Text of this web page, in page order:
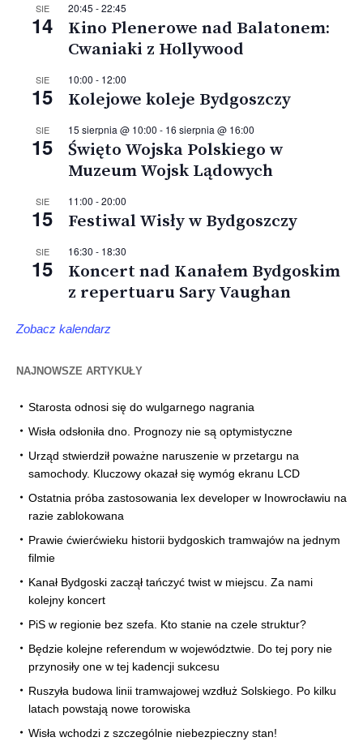
SIE
14
20:45 -22:45
Kino Plenerowe nad Balatonem:
Cwaniaki z Hollywood
SIE
15
10:00 - 12:00
Kolejowe koleje Bydgoszczy
SIE
15
15 sierpnia @ 10:00 - 16 sierpnia @ 16:00
Święto Wojska Polskiego w
Muzeum Wojsk Lądowych
SIE
15
11:00 -20:00
Festiwal Wisły w Bydgoszczy
SIE
15
16:30 - 18:30
Koncert nad Kanałem Bydgoskim
z repertuaru Sary Vaughan
Zobacz kalendarz
NAJNOWSZE ARTYKUŁY
Starosta odnosi się do wulgarnego nagrania
Wisła odsłoniła dno. Prognozy nie są optymistyczne
Urząd stwierdził poważne naruszenie w przetargu na
samochody. Kluczowy okazał się wymóg ekranu LCD
Ostatnia próba zastosowania lex developer w Inowrocławiu na
razie zablokowana
Prawie ćwierćwieku historii bydgoskich tramwajów na jednym
filmie
Kanał Bydgoski zaczął tańczyć twist w miejscu. Za nami
kolejny koncert
PiS w regionie bez szefa. Kto stanie na czele struktur?
Będzie kolejne referendum w województwie. Do tej pory nie
przynosiły one w tej kadencji sukcesu
Ruszyła budowa linii tramwajowej wzdłuż Solskiego. Po kilku
latach powstają nowe torowiska
Wisła wchodzi z szczególnie niebezpieczny stan!